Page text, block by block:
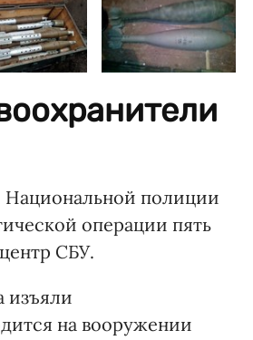
полиции
операции пять
СБУ.
изъяли
на вооружении